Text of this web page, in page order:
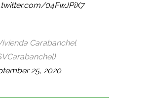
04FwJPiX7
Carabanchel
25, 2020